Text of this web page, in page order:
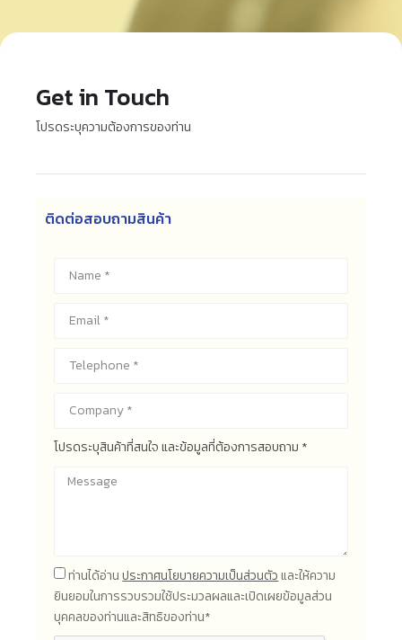
Get in Touch
โปรดระบุความต้องการของท่าน
ติดต่อสอบถามสินค้า
โปรดระบุสินค้าที่สนใจ และข้อมูลที่ต้องการสอบถาม *
ท่านได้อ่านประกาศนโยบายความเป็นส่วนตัวและให้ความ
ยินยอมในการรวบรวมใช้ประมวลผลและเปิดเผยข้อมูลส่วน
บุคคลของท่านและสิทธิของท่าน*